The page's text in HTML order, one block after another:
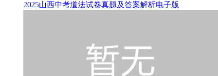
2025山西中考道法试卷真题及答案解析电子版